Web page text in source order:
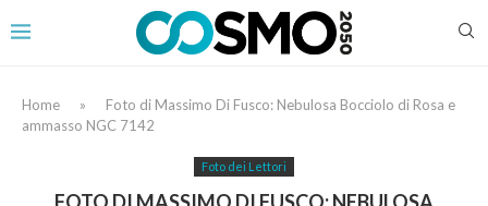
Home »
Foto di Massimo Di Fusco: Nebulosa Bocciolo di Rosa e
ammasso NGC 7142
Foto dei Lettori